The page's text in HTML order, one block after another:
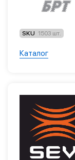
SKU 1503 шт.
Каталог